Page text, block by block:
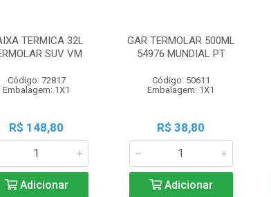
TERMICA 32L
SUV VM
Código: 72817
Embalagem: 1X1
R$ 148,80
Adicionar
GAR TERMOLAR 500ML
54976 MUNDIAL PT
Código: 50611
Embalagem: 1X1
R$ 38,80
Adicionar